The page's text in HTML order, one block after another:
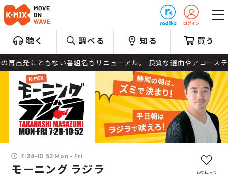
聴く 調べる 知る 買う
もない番組名もリニューアル。 良質な選曲やアコースティ
7:28-10:52 Mon - Fri
モーニング ラジラ お気に入り